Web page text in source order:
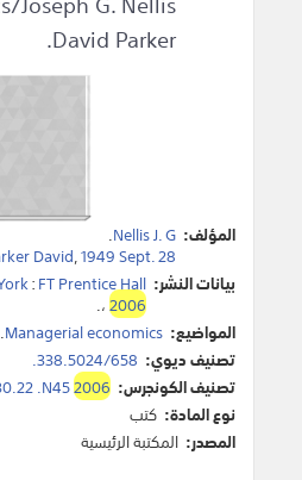
David Parker.
المؤلف: Nellis J. G
.
David,1949 Sept. 28
بيانات النشر:
:FT Prentice Hall
،2006
.
المواضيع: Managerial economics
.
تصنيف ديوي: 338.5024/658.
تصنيف الكونجرس:
.N452006
نوع المادة: كتب
المصدر: المكتبة الرئيسية